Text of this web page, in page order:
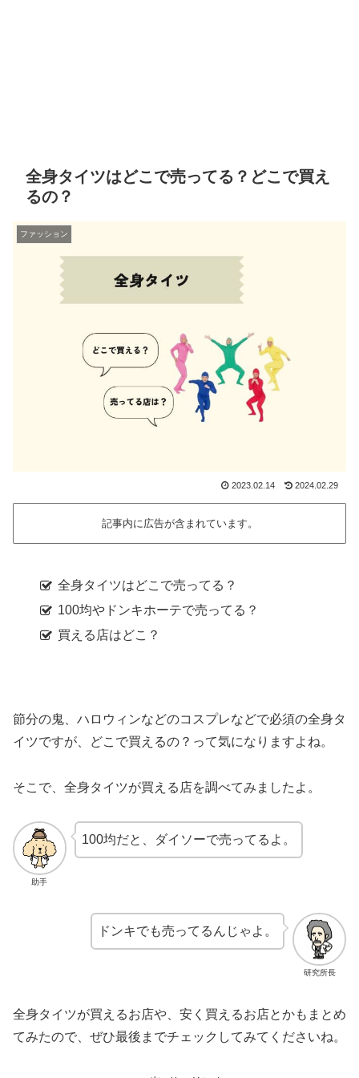
全身タイツはどこで売ってる？どこで買え
るの？
ファッション
2023.02.14 2024.02.29
記事内に広告が含まれています。
全身タイツはどこで売ってる？
100均やドンキホーテで売ってる？
買える店はどこ？
節分の鬼、ハロウィンなどのコスプレなどで必須の全身タ
イツですが、どこで買えるの？って気になりますよね。
そこで、全身タイツが買える店を調べてみましたよ。
助手
100均だと、ダイソーで売ってるよ。
研究所長
ドンキでも売ってるんじゃよ。
全身タイツが買えるお店や、安く買えるお店とかもまとめ
てみたので、ぜひ最後までチェックしてみてくださいね。